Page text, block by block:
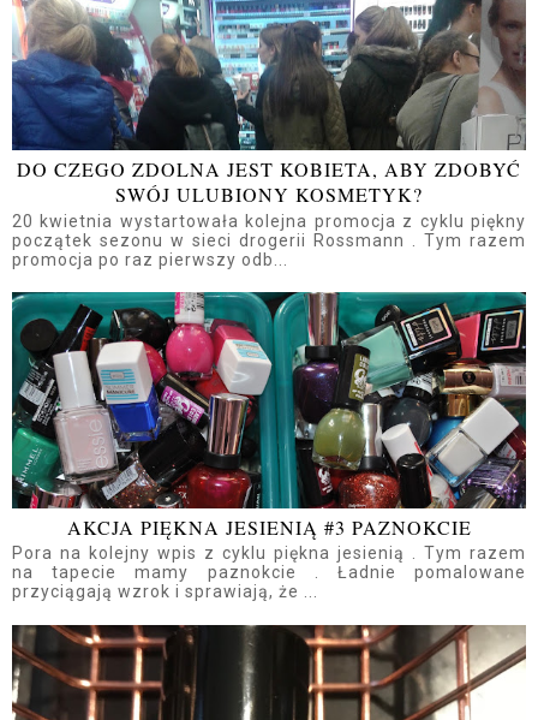
DO CZEGO ZDOLNA JEST KOBIETA, ABY ZDOBYĆ
SWÓJ ULUBIONY KOSMETYK?
20 kwietnia wystartowała kolejna promocja z cyklu piękny
początek sezonu w sieci drogerii Rossmann . Tym razem
promocja po raz pierwszy odb...
AKCJA PIĘKNA JESIENIĄ #3 PAZNOKCIE
Pora na kolejny wpis z cyklu piękna jesienią . Tym razem
na tapecie mamy paznokcie . Ładnie pomalowane
przyciągają wzrok i sprawiają, że ...